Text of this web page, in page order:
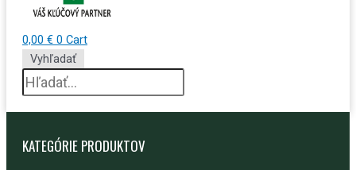
0,00 € 0 Cart
Vyhľadať
KATEGÓRIE PRODUKTOV